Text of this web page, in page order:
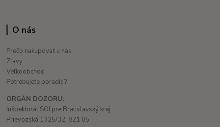
O nás
Prečo nakupovať u nás
Zľavy
Veľkoobchod
Potrebujete poradiť ?
ORGÁN DOZORU:
Inšpektorát SOI pre Bratislavský kraj
Prievozská 1325/32, 821 05